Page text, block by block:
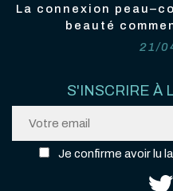
La connexion
beauté
21/
S'INSCRIRE À
Je confirme avoir lu la